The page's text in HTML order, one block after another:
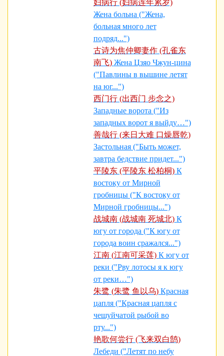
妇病行 (妇病连年累岁)
Жена больна ("Жена,
больная много лет
подряд...")
古诗为焦仲卿妻作 (孔雀东
南飞) Жена Цзяо Чжун-цина
("Павлины в вышине летят
на юг...")
西门行 (出西门 步念之)
Западные ворота ("Из
западных ворот я выйду…")
善哉行 (来日大难 口燥唇乾)
Застольная ("Быть может,
завтра бедствие придет...")
平陵东 (平陵东 松柏桐) К
востоку от Мирной
гробницы ("К востоку от
Мирной гробницы...")
战城南 (战城南 死城北) К
югу от города ("К югу от
города воин сражался...")
江南 (江南可采莲) К югу от
реки ("Рву лотосы я к югу
от реки…")
朱鹭 (朱鹭 鱼以乌) Красная
цапля ("Красная цапля с
чешуйчатой рыбой во
рту...")
艳歌何尝行 (飞来双白鹄)
Лебеди ("Летят по небу